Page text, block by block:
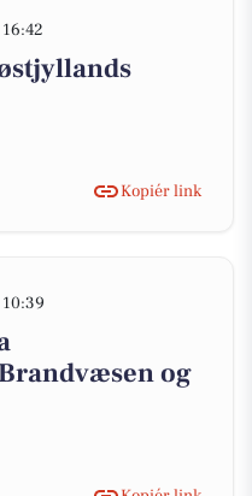
Kopiér link
og